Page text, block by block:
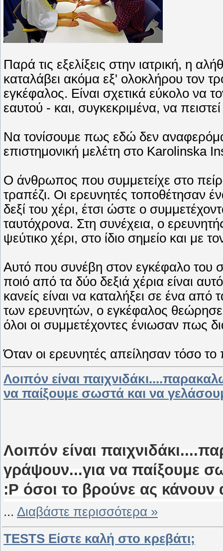
Παρά τις εξελίξεις στην ιατρική, η
καταλάβει ακόμα εξ' ολοκλήρου τον
εγκέφαλος. Είναι σχετικά εύκολο
εαυτού - και, συγκεκριμένα, να
Να τονίσουμε πως εδώ δεν
επιστημονική μελέτη στο Karolinska
Ο άνθρωπος που συμμετείχε στο
τραπέζι. Οι ερευνητές τοποθέτησαν
δεξί του χέρι, έτσι ώστε ο
ταυτόχρονα. Στη συνέχεια, ο
ψεύτικο χέρι, στο ίδιο σημείο και με
Αυτό που συνέβη στον εγκέφαλο του
ποιό από τα δύο δεξιά χέρια είναι
κανείς είναι να καταλήξει σε ένα
των ερευνητών, ο εγκέφαλος
όλοι οι συμμετέχοντες ένιωσαν πως
Όταν οι ερευνητές απείλησαν τόσο
Λοιπόν είναι
να παίξουμε σωστά και να
Λοιπόν είναι
γράψουν...για να παίξουμε
:Ρ όσοι το βρούνε ας
... Διαβάστε περισσότερα »
TESTS Είστε καλή στο κρεβάτι;